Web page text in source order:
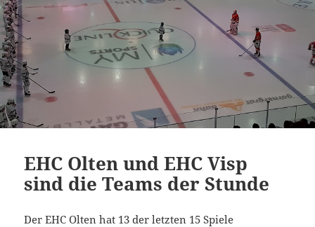
EHC Olten und EHC Visp
sind die Teams der Stunde
Der EHC Olten hat 13 der letzten 15 Spiele